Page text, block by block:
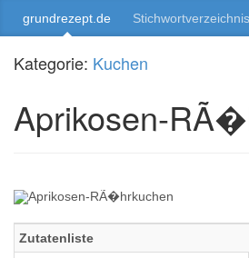
grundrezept.de Stichwortverzeichnis
Kategorie: Kuchen
Aprikosen-
Zutatenliste